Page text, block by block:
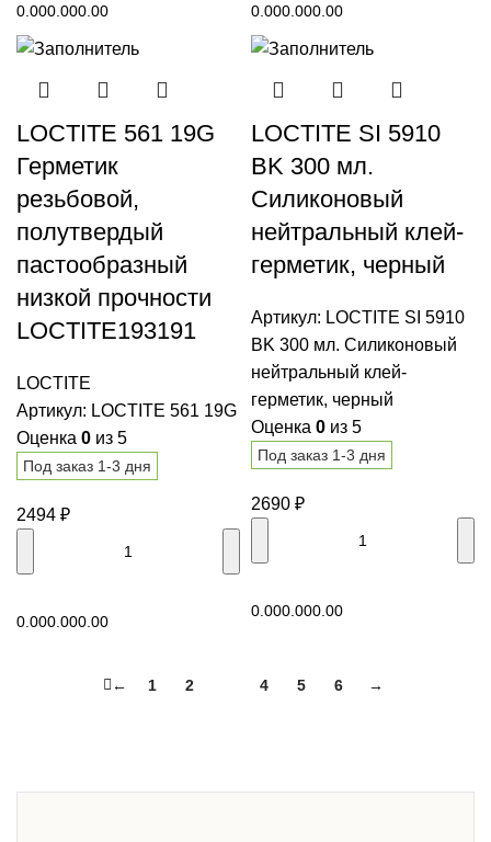
0.000.000.00
0.000.000.00
LOCTITE 561 19G
Герметик
резьбовой,
полутвердый
пастообразный
низкой прочности
LOCTITE193191
LOCTITE
Артикул: LOCTITE 561 19G
Оценка 0 из 5
Под заказ 1-3 дня
2494 ₽
0.000.000.00
LOCTITE SI 5910
BK 300 мл.
Силиконовый
нейтральный клей-
герметик, черный
Артикул: LOCTITE SI 5910
BK 300 мл. Силиконовый
нейтральный клей-
герметик, черный
Оценка 0 из 5
Под заказ 1-3 дня
2690 ₽
0.000.000.00
← 1 2 4 5 6 →